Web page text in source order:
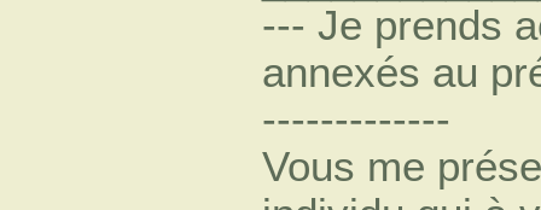
--- Je prends
annexés au
-------------
Vous me